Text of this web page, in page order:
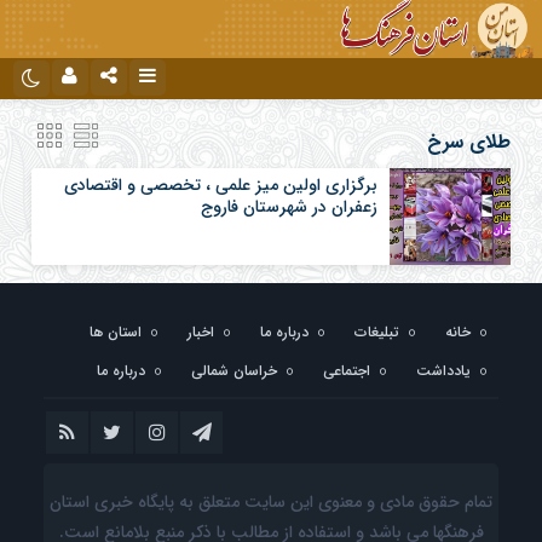
تلگرام نام کاربری یا نشانی ایمیل
رمز عبور
طلای سرخ
برگزاری اولین میز علمی ، تخصصی و اقتصادی
زعفران در شهرستان فاروج
خانه تبلیغات درباره ما اخبار
استان ها
یادداشت
اجتماعی خراسان شمالی درباره ما
تمام حقوق مادی و معنوی این سایت متعلق به پایگاه خبری استان
فرهنگها می باشد و استفاده از مطالب با ذکر منبع بلامانع است.